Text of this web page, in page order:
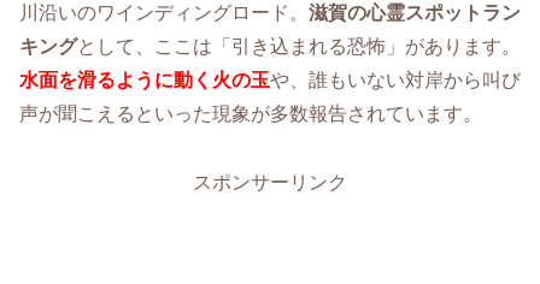
川沿いのワインディングロード。 滋賀の心霊スポットラン
キングとして、ここは「引き込まれる恐怖」があります。
水面を滑るように動く火の玉や、誰もいない対岸から叫び
声が聞こえるといった現象が多数報告されています。
スポンサーリンク